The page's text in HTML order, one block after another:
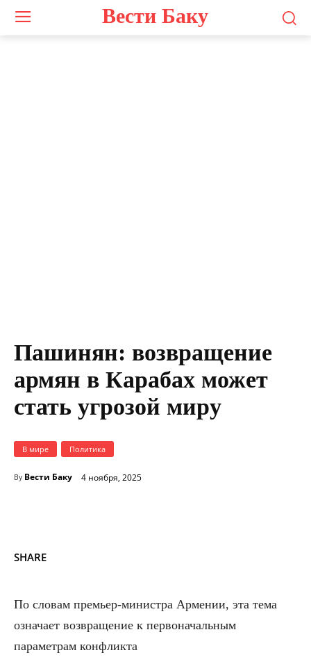
Вести Баку
Пашинян: возвращение
армян в Карабах может
стать угрозой миру
В мире Политика
By Вести Баку 4 ноября, 2025
SHARE
По словам премьер-министра Армении, эта тема
означает возвращение к первоначальным
параметрам конфликта